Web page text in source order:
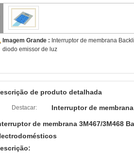
Imagem Grande : Interruptor de membrana
diodo emissor de luz
de produto detalhada
Destacar: Interruptor de
de membrana 3M467/3M468